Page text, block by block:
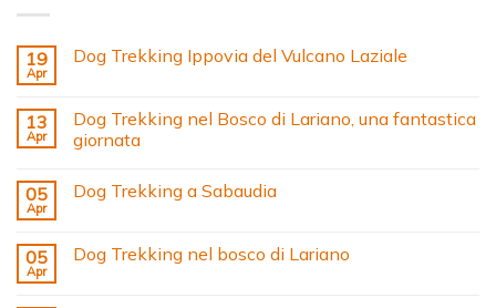
19
Apr
Dog Trekking Ippovia del Vulcano Laziale
13
Apr
Dog Trekking nel Bosco di Lariano, una fantastica
giornata
05
Apr
Dog Trekking a Sabaudia
05
Apr
Dog Trekking nel bosco di Lariano